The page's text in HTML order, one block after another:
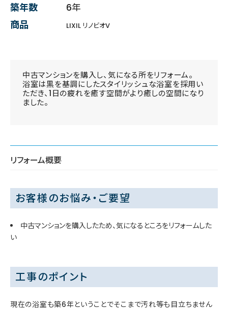
築年数
6年
商品
LIXIL リノビオV
中古マンションを購入し、気になる所をリフォーム。
浴室は黒を基調にしたスタイリッシュな浴室を採用い
ただき、1日の疲れを癒す空間がより癒しの空間になり
ました。
リフォーム概要
お客様のお悩み・ご要望
中古マンションを購入したため、気になるところをリフォームした
い
工事のポイント
現在の浴室も築6年ということでそこまで汚れ等も目立ちません